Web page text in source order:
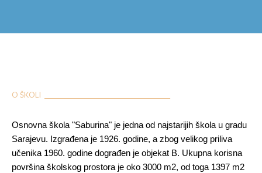
O ŠKOLI ___________________________________________
Osnovna škola "Saburina" je jedna od najstarijih škola u gradu
Sarajevu. Izgrađena je 1926. godine, a zbog velikog priliva
učenika 1960. godine dograđen je objekat B. Ukupna korisna
površina školskog prostora je oko 3000 m2, od toga 1397 m2